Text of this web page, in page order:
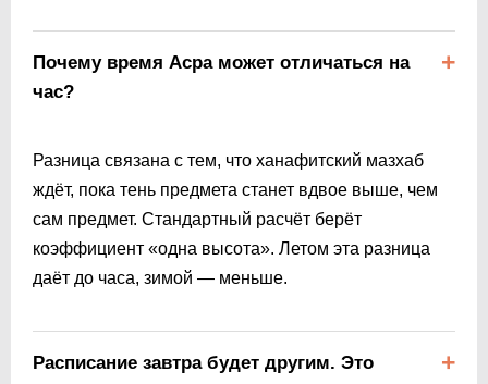
Почему время Асра может отличаться на
час?
Разница связана с тем, что ханафитский мазхаб
ждёт, пока тень предмета станет вдвое выше, чем
сам предмет. Стандартный расчёт берёт
коэффициент «одна высота». Летом эта разница
даёт до часа, зимой — меньше.
Расписание завтра будет другим. Это